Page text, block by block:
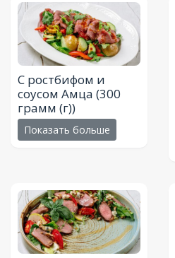
С ростбифом и
соусом Амца (300
грамм (г))
Показать больше